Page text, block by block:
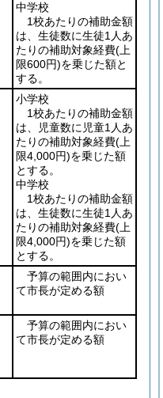
中学校
1校あたりの補助金額
は、生徒数に生徒1人あ
たりの補助対象経費(上
限600円)を乗じた額と
する。
小学校
1校あたりの補助金額
は、児童数に児童1人あ
たりの補助対象経費(上
限4,000円)を乗じた額
とする。
中学校
1校あたりの補助金額
は、生徒数に生徒1人あ
たりの補助対象経費(上
限4,000円)を乗じた額
とする。
予算の範囲内におい
て市長が定める額
予算の範囲内におい
て市長が定める額